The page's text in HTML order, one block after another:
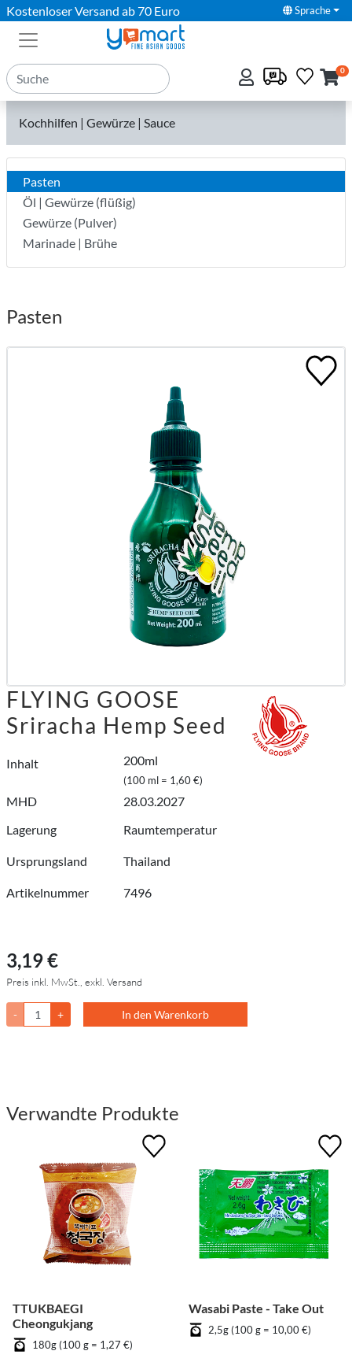
Kostenloser Versand ab 70 Euro Sprache
0
Kochhilfen | Gewürze | Sauce
Pasten
Öl | Gewürze (flüßig)
Gewürze (Pulver)
Marinade | Brühe
Pasten
FLYING GOOSE
Sriracha Hemp Seed
Inhalt 200ml
(100 ml = 1,60 €)
MHD
28.03.2027
Lagerung
Raumtemperatur
Ursprungsland Thailand
Artikelnummer 7496
3,19 €
Preis inkl. MwSt., exkl. Versand
- + In den Warenkorb
Verwandte Produkte
TTUKBAEGI
Cheongukjang
180g (100 g = 1,27 €)
Wasabi Paste - Take Out
2,5g (100 g = 10,00 €)